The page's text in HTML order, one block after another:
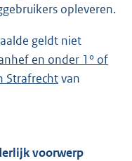
opleveren.
geldt niet
en onder 1° of
Strafrechtvan
voorwerp